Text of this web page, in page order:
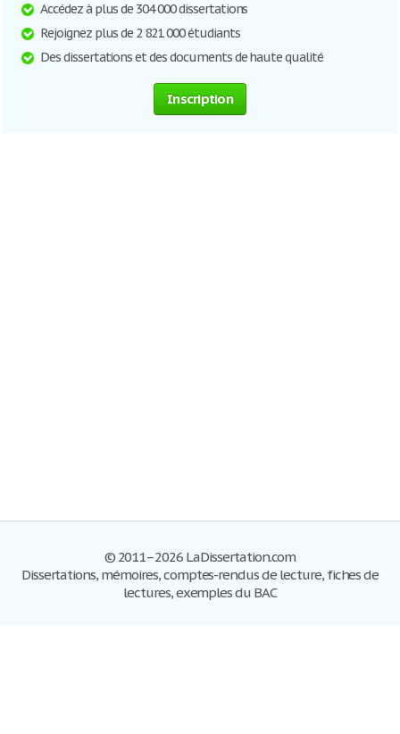
Accédez à plus de 304 000 dissertations
Rejoignez plus de 2 821 000 étudiants
Des dissertations et des documents de haute qualité
Inscription
© 2011–2026 LaDissertation.com
Dissertations, mémoires, comptes-rendus de lecture, fiches de
lectures, exemples du BAC